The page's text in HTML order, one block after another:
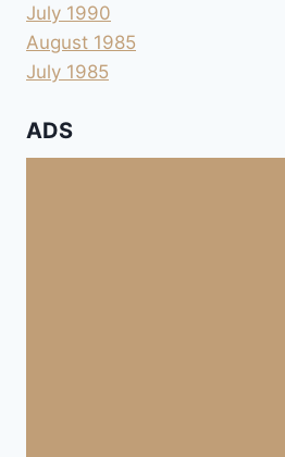
July 1990
August 1985
July 1985
ADS